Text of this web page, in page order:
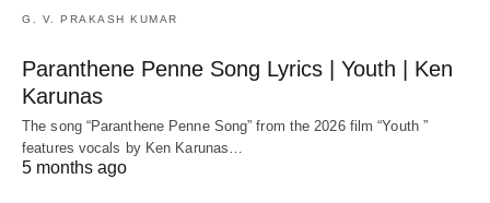
G. V. PRAKASH KUMAR
Paranthene Penne Song Lyrics | Youth | Ken
Karunas
The song “Paranthene Penne Song” from the 2026 film “Youth ”
features vocals by Ken Karunas…
5 months ago